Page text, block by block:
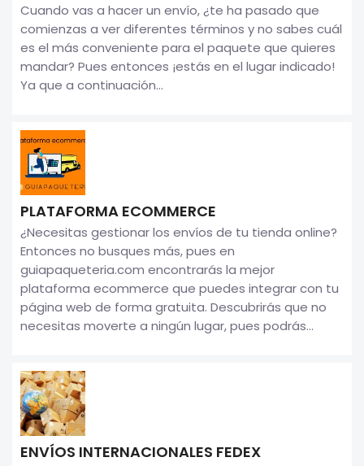
Cuando vas a hacer un envío, ¿te ha pasado que
comienzas a ver diferentes términos y no sabes cuál
es el más conveniente para el paquete que quieres
mandar? Pues entonces ¡estás en el lugar indicado!
Ya que a continuación...
PLATAFORMA ECOMMERCE
¿Necesitas gestionar los envíos de tu tienda online?
Entonces no busques más, pues en
guiapaqueteria.com encontrarás la mejor
plataforma ecommerce que puedes integrar con tu
página web de forma gratuita. Descubrirás que no
necesitas moverte a ningún lugar, pues podrás...
ENVÍOS INTERNACIONALES FEDEX